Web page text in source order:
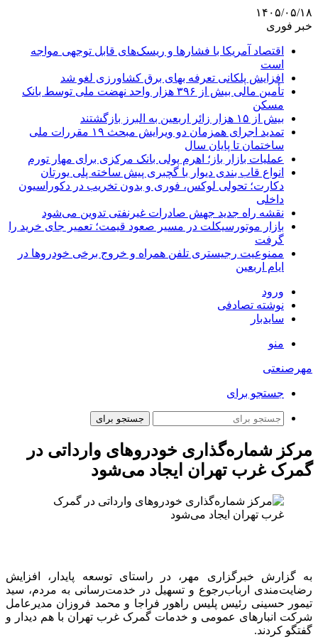
۱۴۰۵/۰۵/۱۸
خبر فوری
اقتصاد آمریکا با فشارها و ریسک‌های قابل توجهی مواجه
است
افزایش پلکانی تعرفه بهای برق کشاورزی لغو شد
تأمین مالی بیش از ۳۹۶ هزار واحد نهضت ملی توسط بانک
مسکن
بیش از ۱۵ هزار زائر اربعین به البرز بازگشتند
تمدید اجرای همزمان دو ویرایش مبحث ۱۹ مقررات ملی
ساختمان تا پایان سال
عملیات بازار باز؛ اهرم پولی بانک مرکزی برای مهار تورم
انواع قاب بندی دیوار با گچبری پیش ساخته پلی یورتان
دکارت؛ تحولی لوکس، فوری و بدون تخریب در دکوراسیون
داخلی
نقشه راه جدید جهش صادرات غیرنفتی تدوین می‌شود
بازار موتورسیکلت در مسیر صعود قیمت؛ تعمیر جای خرید را
گرفت
ممنوعیت رجیستری تلفن همراه و خروج برخی خودروها در
ایام اربعین
ورود
نوشته تصادفی
سایدبار
منو
مهرصنعتی
جستجو برای
جستجو برای
مرکز شماره‌گذاری خودروهای وارداتی در
گمرک غرب تهران ایجاد می‌شود
به گزارش خبرگزاری مهر، در راستای توسعه پایدار، افزایش
رضایت‌مندی ارباب‌رجوع و تسهیل در خدمت‌رسانی به مردم، سید
تیمور حسینی رئیس پلیس راهور فراجا و محمد فروزان مدیرعامل
شرکت انبارهای عمومی و خدمات گمرک غرب تهران با هم دیدار و
گفتگو کردند.